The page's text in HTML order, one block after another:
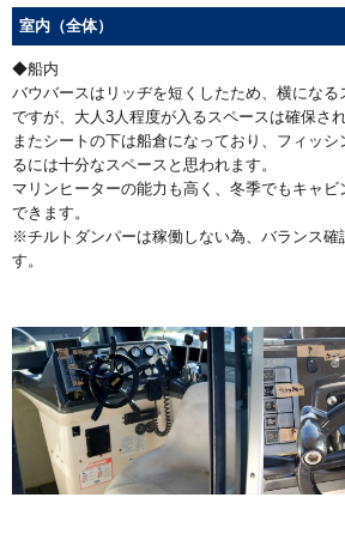
室内（全体）
◆船内
バウバースはリッヂを短くしたため、横にな
ですが、大人3人程度が入るスペースは確保され
またシートの下は船倉になっており、フィッ
るには十分なスペースと思われます。
マリンヒーターの能力も高く、冬季でもキャ
できます。
※チルトダンパーは稼働しない為、バランス確
す。